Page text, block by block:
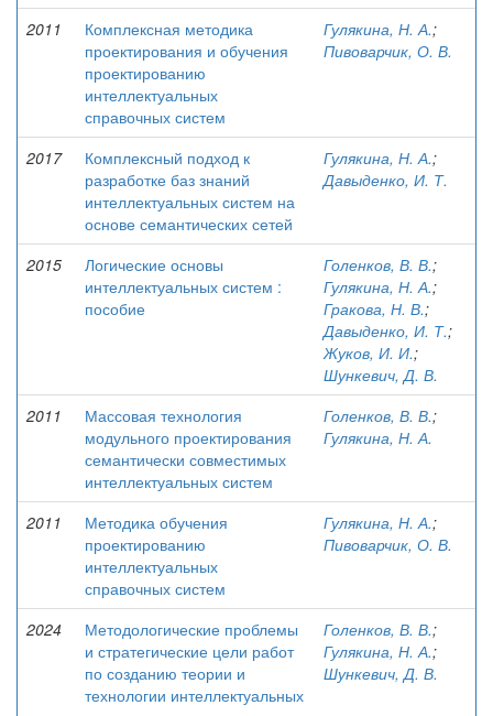
2011
Комплексная методика
проектирования и обучения
проектированию
интеллектуальных
справочных систем
Гулякина, Н. А.;
Пивоварчик, О. В.
2017
Комплексный подход к
разработке баз знаний
интеллектуальных систем на
основе семантических сетей
Гулякина, Н. А.;
Давыденко, И. Т.
2015
Логические основы
интеллектуальных систем :
пособие
Голенков, В. В.;
Гулякина, Н. А.;
Гракова, Н. В.;
Давыденко, И. Т.;
Жуков, И. И.;
Шункевич, Д. В.
2011
Массовая технология
модульного проектирования
семантически совместимых
интеллектуальных систем
Голенков, В. В.;
Гулякина, Н. А.
2011
Методика обучения
проектированию
интеллектуальных
справочных систем
Гулякина, Н. А.;
Пивоварчик, О. В.
2024
Методологические проблемы
и стратегические цели работ
по созданию теории и
технологии интеллектуальных
Голенков, В. В.;
Гулякина, Н. А.;
Шункевич, Д. В.